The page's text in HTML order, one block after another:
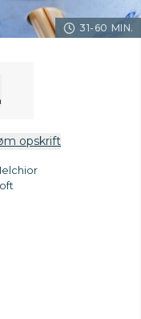
31-60 MIN.
opskrift